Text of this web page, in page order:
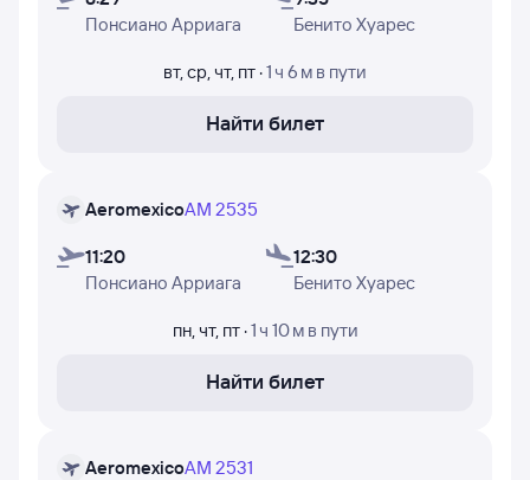
В таблице указаны: время вылета из Сан-Луис-Потоси
недели, в которые авиакомпания Aeromexico
осуществляет полёты.
Понсиано Арриага
Бенито Хуарес
вт,ср,чт, пт ·1 ч 6 м в пути
Найти билет
AeromexicoAM 2535
11:20
Понсиано Арриага
12:30
Бенито Хуарес
пн,чт, пт·1 ч 10 м в пути
Найти билет
AeromexicoAM 2531